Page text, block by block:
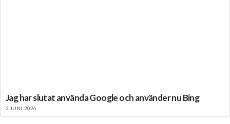
Jag har slutat använda Google och använder nu Bing
2 JUNI, 2026